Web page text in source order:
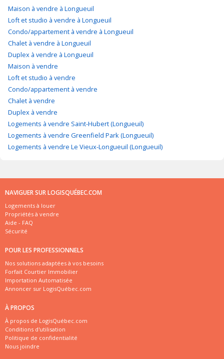
Maison à vendre à Longueuil
Loft et studio à vendre à Longueuil
Condo/appartement à vendre à Longueuil
Chalet à vendre à Longueuil
Duplex à vendre à Longueuil
Maison à vendre
Loft et studio à vendre
Condo/appartement à vendre
Chalet à vendre
Duplex à vendre
Logements à vendre Saint-Hubert (Longueuil)
Logements à vendre Greenfield Park (Longueuil)
Logements à vendre Le Vieux-Longueuil (Longueuil)
NAVIGUER SUR LOGISQUÉBEC.COM
Logements à louer
Propriétés à vendre
Aide - FAQ
Sécurité
POUR LES PROFESSIONNELS
Nos solutions adaptées à vos besoins
Forfait Courtier Immobilier
Importation Automatisée
Annoncer sur LogisQuébec.com
À PROPOS
À propos de LogisQuébec.com
Conditions d'utilisation
Politique de confidentialité
Nous joindre